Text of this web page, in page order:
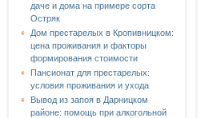
даче и дома на примере сорта
Остряк
Дом престарелых в Кропивницком:
цена проживания и факторы
формирования стоимости
Пансионат для престарелых:
условия проживания и ухода
Вывод из запоя в Дарницком
районе: помощь при алкогольной